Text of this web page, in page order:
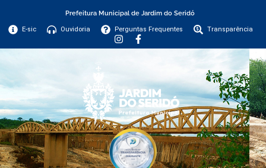
Prefeitura Municipal de Jardim do Seridó
E-sic Ouvidoria Perguntas Frequentes Transparência